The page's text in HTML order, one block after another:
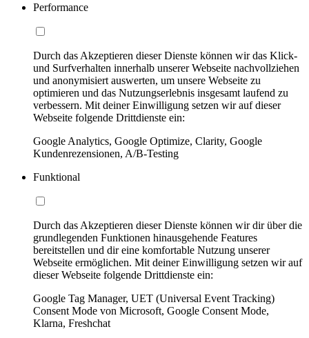
Performance
Durch das Akzeptieren dieser Dienste können wir das Klick-
und Surfverhalten innerhalb unserer Webseite nachvollziehen
und anonymisiert auswerten, um unsere Webseite zu
optimieren und das Nutzungserlebnis insgesamt laufend zu
verbessern. Mit deiner Einwilligung setzen wir auf dieser
Webseite folgende Drittdienste ein:
Google Analytics, Google Optimize, Clarity, Google
Kundenrezensionen, A/B-Testing
Funktional
Durch das Akzeptieren dieser Dienste können wir dir über die
grundlegenden Funktionen hinausgehende Features
bereitstellen und dir eine komfortable Nutzung unserer
Webseite ermöglichen. Mit deiner Einwilligung setzen wir auf
dieser Webseite folgende Drittdienste ein:
Google Tag Manager, UET (Universal Event Tracking)
Consent Mode von Microsoft, Google Consent Mode,
Klarna, Freshchat